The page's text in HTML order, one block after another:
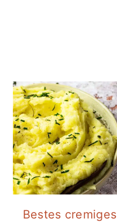
Bestes cremiges